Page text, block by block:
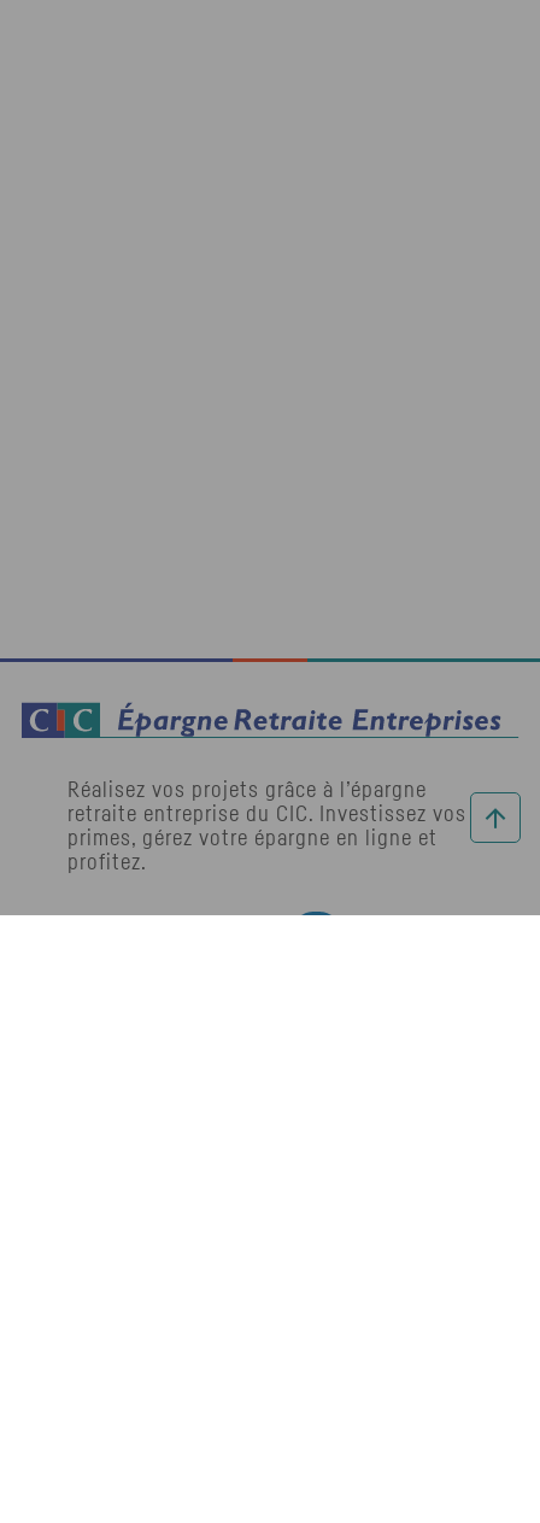
Réalisez vos projets grâce à l’épargne
retraite entreprise du CIC. Investissez vos
primes, gérez votre épargne en ligne et
profitez.